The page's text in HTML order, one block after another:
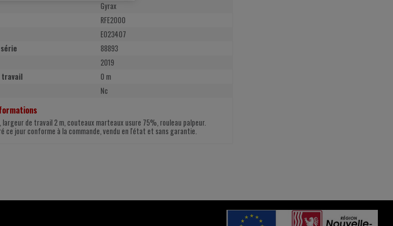
Gyrax
RFE2000
E023407
88893
2019
travail
0 m
Nc
largeur de travail 2 m, couteaux marteaux usure 75%, rouleau palpeur.
ce jour conforme à la commande, vendu en l'état et sans garantie.